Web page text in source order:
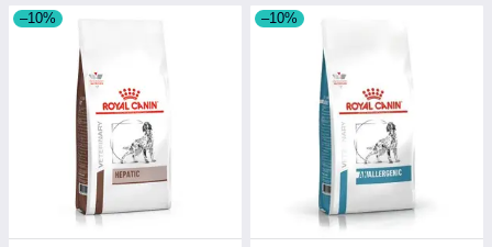
–10% –10%